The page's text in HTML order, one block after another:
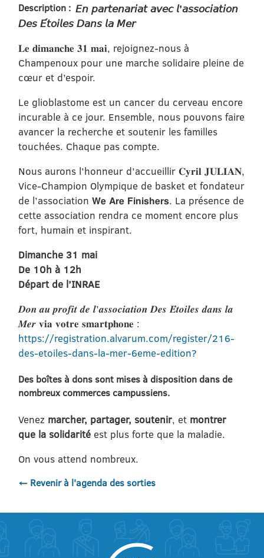
Description : 𝘌𝘯 𝘱𝘢𝘳𝘵𝘦𝘯𝘢𝘳𝘪𝘢𝘵 𝘢𝘷𝘦𝘤 𝘭’𝘢𝘴𝘴𝘰𝘤𝘪𝘢𝘵𝘪𝘰𝘯
𝘋𝘦𝘴 𝘌́𝘵𝘰𝘪𝘭𝘦𝘴 𝘋𝘢𝘯𝘴 𝘭𝘢 𝘔𝘦𝘳
𝐋𝐞 𝐝𝐢𝐦𝐚𝐧𝐜𝐡𝐞 𝟑𝟏 𝐦𝐚𝐢, rejoignez-nous à
Champenoux pour une marche solidaire pleine de
cœur et d’espoir.
Le glioblastome est un cancer du cerveau encore
incurable à ce jour. Ensemble, nous pouvons faire
avancer la recherche et soutenir les familles
touchées. Chaque pas compte.
Nous aurons l’honneur d’accueillir 𝐂𝐲𝐫𝐢𝐥 𝐉𝐔𝐋𝐈𝐀𝐍,
Vice-Champion Olympique de basket et fondateur
de l’association 𝗪𝗲 𝗔𝗿𝗲 𝗙𝗶𝗻𝗶𝘀𝗵𝗲𝗿𝘀. La présence de
cette association rendra ce moment encore plus
fort, humain et inspirant.
Dimanche 31 mai
De 10h à 12h
Départ de l’INRAE
𝑫𝒐𝒏 𝒂𝒖 𝒑𝒓𝒐𝒇𝒊𝒕 𝒅𝒆 𝒍’𝒂𝒔𝒔𝒐𝒄𝒊𝒂𝒕𝒊𝒐𝒏 𝑫𝒆𝒔 𝑬́𝒕𝒐𝒊𝒍𝒆𝒔 𝒅𝒂𝒏𝒔 𝒍𝒂
𝑴𝒆𝒓 𝐯𝐢𝐚 𝐯𝐨𝐭𝐫𝐞 𝐬𝐦𝐚𝐫𝐭𝐩𝐡𝐨𝐧𝐞 :
https://registration.alvarum.com/register/216-
des-etoiles-dans-la-mer-6eme-edition?
Des boîtes à dons sont mises à disposition dans de
nombreux commerces campussiens.
Venez marcher, partager, soutenir, et montrer
que la solidarité est plus forte que la maladie.
On vous attend nombreux.
← Revenir à l'agenda des sorties